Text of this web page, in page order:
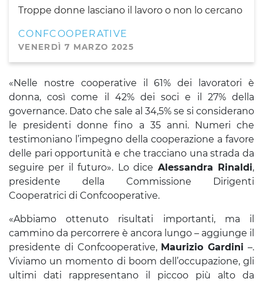
Troppe donne lasciano il lavoro o non lo cercano
CONFCOOPERATIVE
VENERDÌ 7 MARZO 2025
«Nelle nostre cooperative il 61% dei lavoratori è
donna, così come il 42% dei soci e il 27% della
governance. Dato che sale al 34,5% se si considerano
le presidenti donne fino a 35 anni. Numeri che
testimoniano l’impegno della cooperazione a favore
delle pari opportunità e che tracciano una strada da
seguire per il futuro». Lo dice Alessandra Rinaldi,
presidente della Commissione Dirigenti
Cooperatrici di Confcooperative.
«Abbiamo ottenuto risultati importanti, ma il
cammino da percorrere è ancora lungo – aggiunge il
presidente di Confcooperative, Maurizio Gardini –.
Viviamo un momento di boom dell’occupazione, gli
ultimi dati rappresentano il piccoo più alto da